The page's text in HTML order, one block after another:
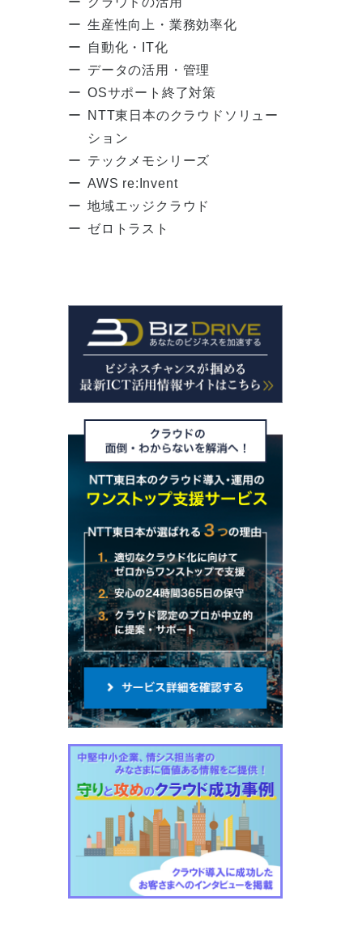
生産性向上・業務効率化
自動化・IT化
データの活用・管理
OSサポート終了対策
NTT東日本のクラウドソリュー
ション
テックメモシリーズ
AWS re:Invent
地域エッジクラウド
ゼロトラスト